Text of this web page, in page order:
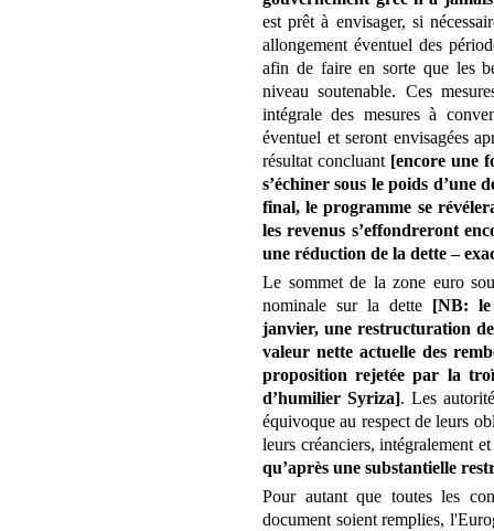
est prêt à envisager, si
allongement éventuel des
afin de faire en sorte que les
niveau soutenable. Ces
intégrale des mesures à
éventuel et seront envisagées
résultat concluant [encore une
s’échiner sous le poids d’une
final, le programme se
les revenus s’effondreront
une réduction de la dette –
Le sommet de la zone euro
nominale sur la dette [NB: le
janvier, une restructuration
valeur nette actuelle des
proposition rejetée par la
d’humilier Syriza]. Les
équivoque au respect de leurs
leurs créanciers, intégralement
qu’après une substantielle
Pour autant que toutes les
document soient remplies,